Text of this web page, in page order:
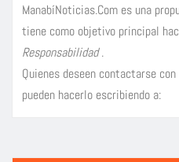
ManabíNoticias.Com es una
tiene como objetivo principal
Responsabilidad.
Quienes deseen contactarse
pueden hacerlo escribiendo a: